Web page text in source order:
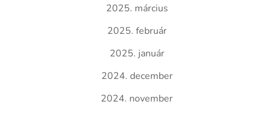
2025. március
2025. február
2025. január
2024. december
2024. november